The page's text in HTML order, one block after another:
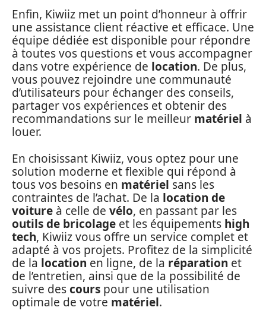
Enfin, Kiwiiz met un point d’honneur à offrir
une assistance client réactive et efficace. Une
équipe dédiée est disponible pour répondre
à toutes vos questions et vous accompagner
dans votre expérience de location. De plus,
vous pouvez rejoindre une communauté
d’utilisateurs pour échanger des conseils,
partager vos expériences et obtenir des
recommandations sur le meilleur matériel à
louer.
En choisissant Kiwiiz, vous optez pour une
solution moderne et flexible qui répond à
tous vos besoins en matériel sans les
contraintes de l’achat. De la location de
voiture à celle de vélo, en passant par les
outils de bricolage et les équipements high
tech, Kiwiiz vous offre un service complet et
adapté à vos projets. Profitez de la simplicité
de la location en ligne, de la réparation et
de l’entretien, ainsi que de la possibilité de
suivre descours pour une utilisation
optimale de votre matériel.